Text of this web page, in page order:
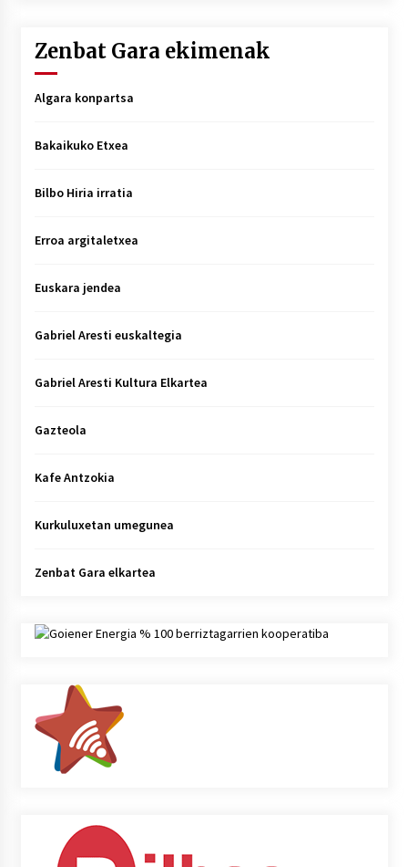
Zenbat Gara ekimenak
Algara konpartsa
Bakaikuko Etxea
Bilbo Hiria irratia
Erroa argitaletxea
Euskara jendea
Gabriel Aresti euskaltegia
Gabriel Aresti Kultura Elkartea
Gazteola
Kafe Antzokia
Kurkuluxetan umegunea
Zenbat Gara elkartea